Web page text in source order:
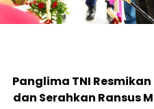
Panglima TNI
dan Serahkan Ransus